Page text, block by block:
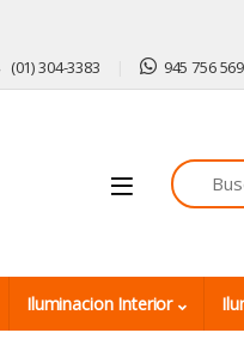
(01) 304-3383 945 756 569
Iluminacion Interior